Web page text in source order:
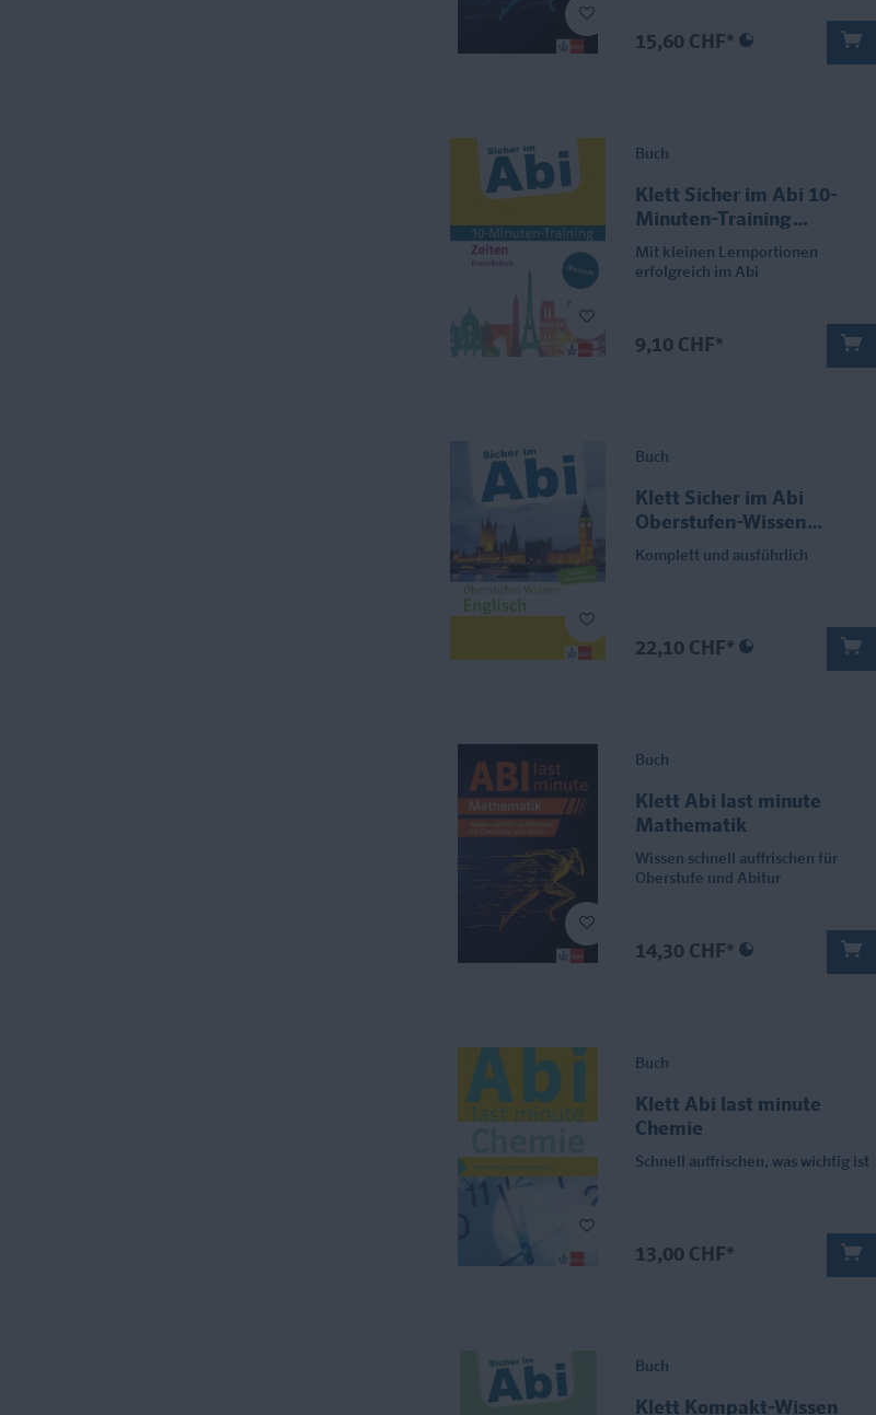
15,60 CHF*
Buch
Klett Sicher im Abi 10-
Minuten-Training
Oberstufe Französisch
Zeiten
Mit kleinen Lernportionen
erfolgreich im Abi
9,10 CHF*
Buch
Klett Sicher im Abi
Oberstufen-Wissen
Englisch
Komplett und ausführlich
22,10 CHF*
Buch
Klett Abi last minute
Mathematik
Wissen schnell auffrischen für
Oberstufe und Abitur
14,30 CHF*
Buch
Klett Abi last minute
Chemie
Schnell auffrischen, was wichtig ist
13,00 CHF*
Buch
Klett Kompakt-Wissen